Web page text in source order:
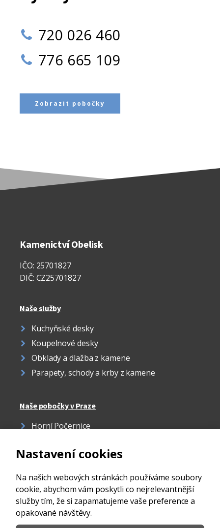
720 026 460
776 665 109
Zobrazit pobočky
Kamenictví Obelisk
IČO: 25701827
DIČ: CZ25701827
Naše služby
Kuchyňské desky
Koupelnové desky
Obklady a dlažba z kamene
Parapety, schody a krby z kamene
Naše pobočky v Praze
Horní Počernice
Strašnice
Nastavení cookies
Na našich webových stránkách používáme soubory
cookie, abychom vám poskytli co nejrelevantnější
služby tím, že si zapamatujeme vaše preference a
opakované návštěvy.